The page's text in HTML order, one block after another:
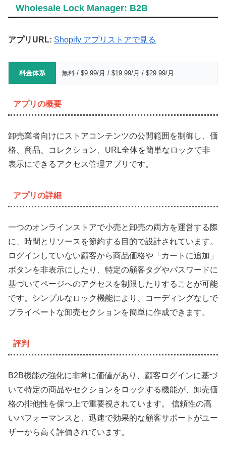
Wholesale Lock Manager: B2B
アプリURL: Shopify アプリストアで見る
料金体系 無料 / $9.99/月 / $19.99/月 / $29.99/月
アプリの概要
卸売業者向けにストアコンテンツの公開範囲を制御し、価
格、商品、コレクション、URL全体を簡単なロックで非
表示にできるアクセス管理アプリです。
アプリの詳細
一つのオンラインストアで小売と卸売の両方を運営する際
に、時間とリソースを節約する目的で設計されています。
ログインしていない顧客から商品価格や「カートに追加」
ボタンを非表示にしたり、特定の顧客タグやパスワードに
基づいてページへのアクセスを制限したりすることが可能
です。シンプルなロック機能により、コーディングなしで
プライベートな卸売セクションを簡単に作成できます。
評判
B2B機能の強化に非常に価値があり、顧客ログインに基づ
いて特定の商品やセクションをロックする機能が、卸売価
格の排他性を保つ上で重要視されています。 信頼性の高
いパフォーマンスと、迅速で効果的な顧客サポートがユー
ザーから高く評価されています。